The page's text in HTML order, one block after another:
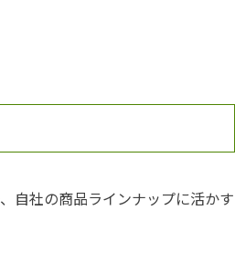
自社の商品ラインナップに活かす